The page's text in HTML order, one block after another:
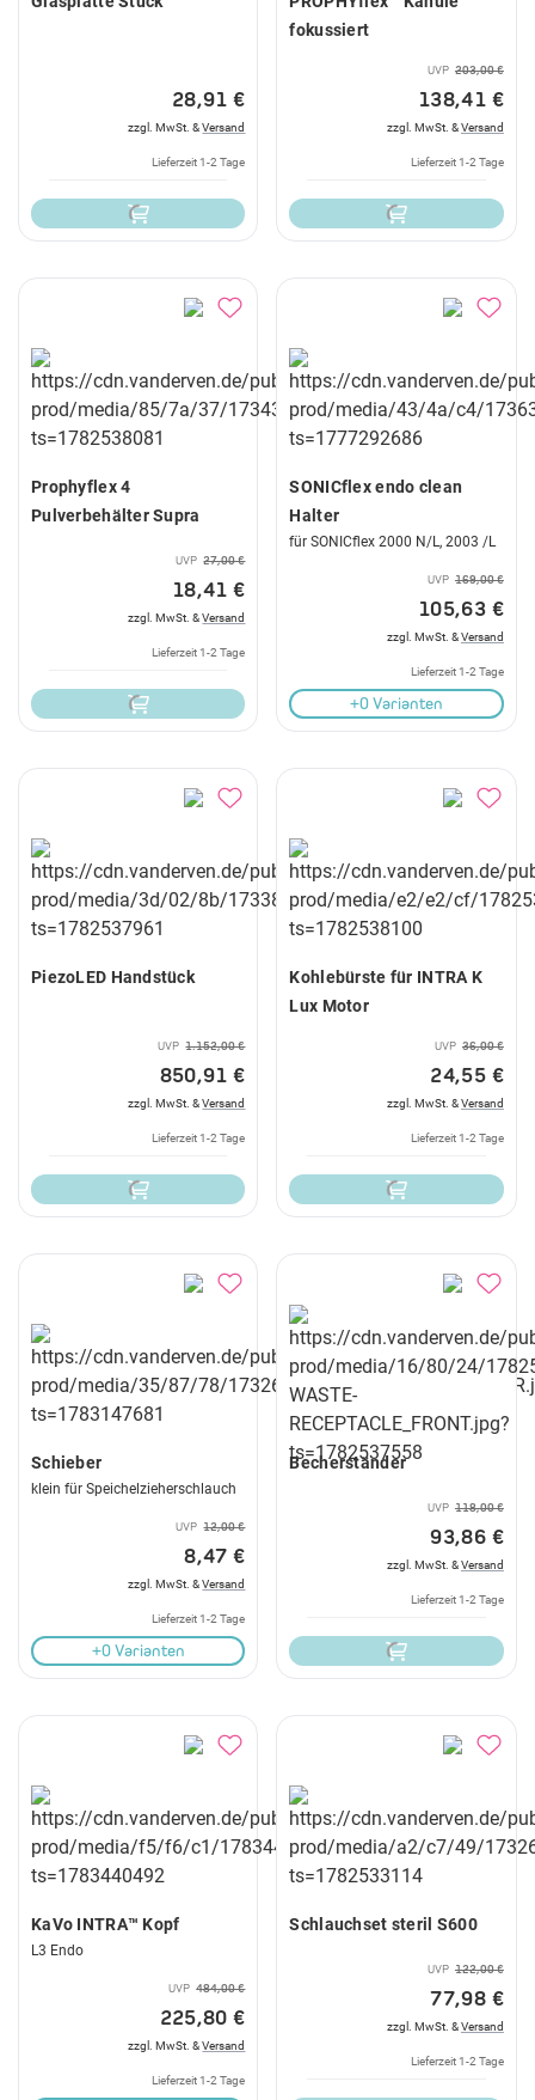
28,91 €
zzgl. MwSt. &Versand
Lieferzeit 1-2 Tage
fokussiert
UVP 203,00 €
138,41 €
zzgl. MwSt. &Versand
Lieferzeit 1-2 Tage
Prophyflex 4
Pulverbehälter Supra
UVP 27,00 €
18,41 €
zzgl. MwSt. &Versand
Lieferzeit 1-2 Tage
SONICflex endo clean
Halter
für SONICflex 2000 N/L, 2003 /L
UVP 169,00 €
105,63 €
zzgl. MwSt. &Versand
Lieferzeit 1-2 Tage
+0 Varianten
PiezoLED Handstück
UVP 1.152,00 €
850,91 €
zzgl. MwSt. &Versand
Lieferzeit 1-2 Tage
Kohlebürste für INTRA K
Lux Motor
UVP 36,00 €
24,55 €
zzgl. MwSt. &Versand
Lieferzeit 1-2 Tage
Schieber
klein für Speichelzieherschlauch
UVP 12,00 €
8,47 €
zzgl. MwSt. &Versand
Lieferzeit 1-2 Tage
+0 Varianten
Becherständer
UVP 118,00 €
93,86 €
zzgl. MwSt. &Versand
Lieferzeit 1-2 Tage
KaVo INTRA™ Kopf
L3 Endo
UVP 484,00 €
225,80 €
zzgl. MwSt. &Versand
Lieferzeit 1-2 Tage
Schlauchset steril S600
UVP 122,00 €
77,98 €
zzgl. MwSt. &Versand
Lieferzeit 1-2 Tage